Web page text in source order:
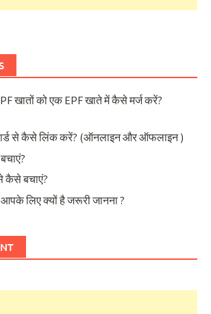
खातों को एक EPF खाते में कैसे मर्ज करें?
से कैसे लिंक करें? (ऑनलाइन और ऑफलाइन )
कैसे बचाएं?
लिए क्यों है जरूरी जानना ?